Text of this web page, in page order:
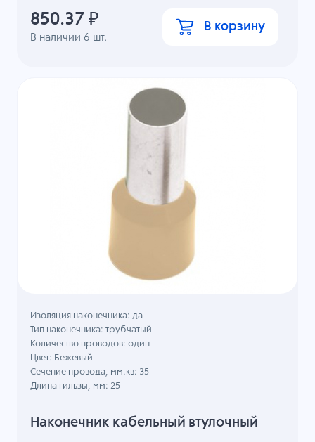
В наличии6 шт.
850.37 ₽ В корзину
Наконечник кабельный втулочный
Изоляция наконечника: да
Тип наконечника: трубчатый
Количество проводов: один
Цвет: Бежевый
Сечение провода, мм.кв: 35
Длина гильзы, мм: 25